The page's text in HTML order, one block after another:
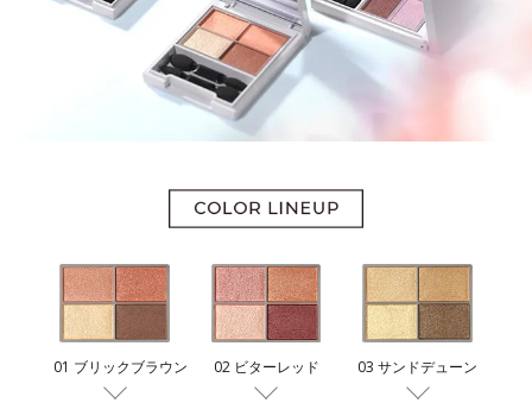
01 ブリックブラウン 02 ビターレッド 03 サンドデューン